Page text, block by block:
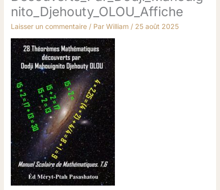
nito_Djehouty_OLOU_Affiche
Laisser un commentaire / Par William / 25 août 2025